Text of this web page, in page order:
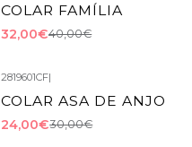
COLAR FAMÍLIA
32,00€40,00€
2819601CF|
COLAR ASA DE ANJO
24,00€30,00€